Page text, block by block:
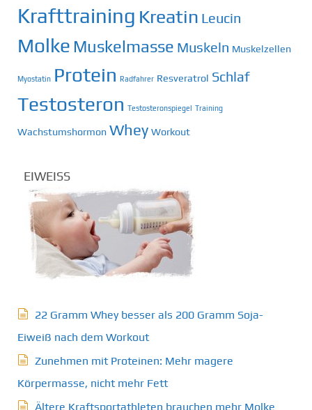
Krafttraining Kreatin Leucin
Molke Muskelmasse Muskeln Muskelzellen
Myostatin Protein Radfahrer Resveratrol Schlaf
Testosteron Testosteronspiegel Training
Wachstumshormon Whey Workout
EIWEISS
22 Gramm Whey besser als 200 Gramm Soja-
Eiweiß nach dem Workout
Zunehmen mit Proteinen: Mehr magere
Körpermasse, nicht mehr Fett
Ältere Kraftsportathleten brauchen mehr Molke